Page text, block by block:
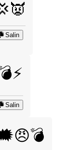
Salin
Salin